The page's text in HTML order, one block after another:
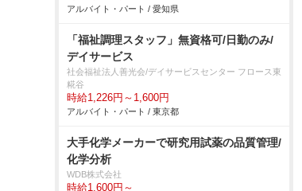
アルバイト・パート / 愛知県
「福祉調理スタッフ」無資格可/日勤のみ/
デイサービス
社会福祉法人善光会/デイサービスセンター フロース東
糀谷
時給1,226円～1,600円
アルバイト・パート / 東京都
大手化学メーカーで研究用試薬の品質管理/
化学分析
WDB株式会社
時給1,600円～